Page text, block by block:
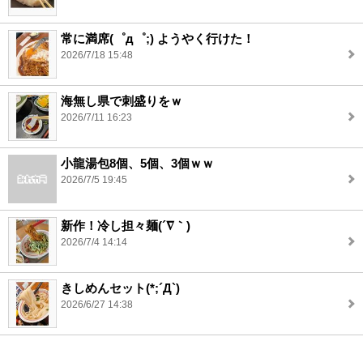
常に満席(゜д゜;) ようやく行けた！
2026/7/18 15:48
海無し県で刺盛りをｗ
2026/7/11 16:23
小龍湯包8個、5個、3個ｗｗ
2026/7/5 19:45
新作！冷し担々麺(´∇｀)
2026/7/4 14:14
きしめんセット(*;´Д`)
2026/6/27 14:38